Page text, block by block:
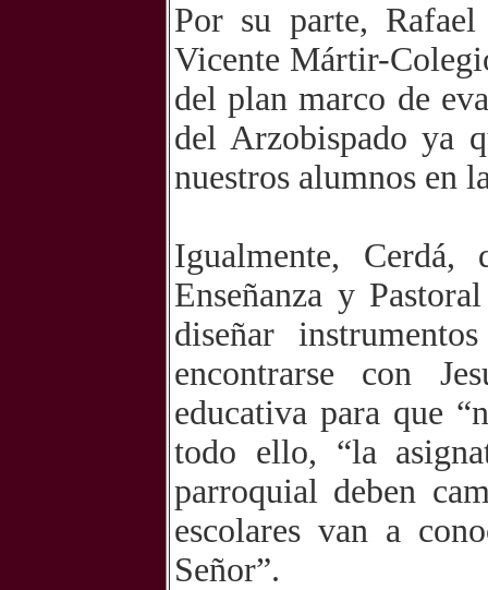
Por su parte,
Vicente Mártir-
del plan marco de
del Arzobispado ya
nuestros alumnos en
Igualmente, Cerdá,
Enseñanza y
diseñar
encontrarse con
educativa para que
todo ello, “la
parroquial deben
escolares van a
Señor”.